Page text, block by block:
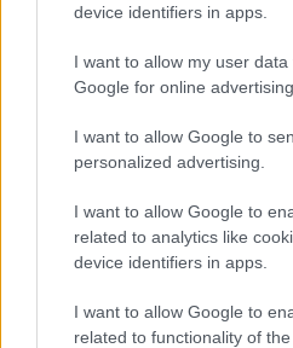
device identifiers in apps.
I want to allow my user
Google for online
I want to allow Google to
personalized advertising.
I want to allow Google to
related to analytics like
device identifiers in apps.
I want to allow Google to
related to functionality of
A Ferencváros ellenfele